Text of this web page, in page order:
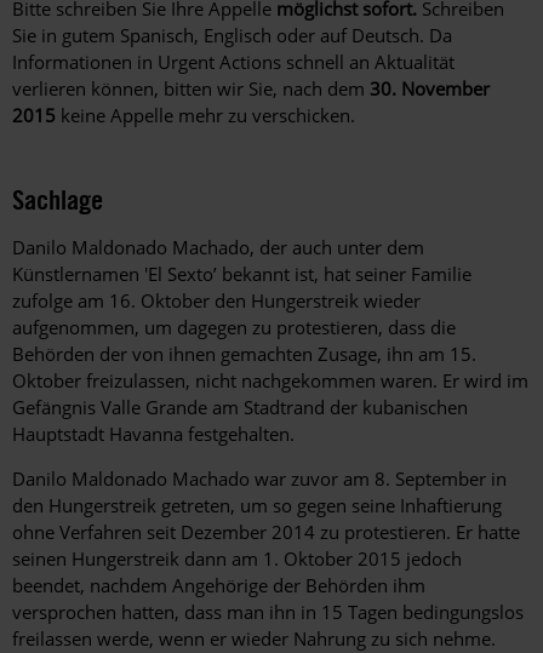
Bitte schreiben Sie Ihre Appelle möglichst sofort. Schreiben
Sie in gutem Spanisch, Englisch oder auf Deutsch. Da
Informationen in Urgent Actions schnell an Aktualität
verlieren können, bitten wir Sie, nach dem 30. November
2015 keine Appelle mehr zu verschicken.
Sachlage
Danilo Maldonado Machado, der auch unter dem
Künstlernamen 'El Sexto’ bekannt ist, hat seiner Familie
zufolge am 16. Oktober den Hungerstreik wieder
aufgenommen, um dagegen zu protestieren, dass die
Behörden der von ihnen gemachten Zusage, ihn am 15.
Oktober freizulassen, nicht nachgekommen waren. Er wird im
Gefängnis Valle Grande am Stadtrand der kubanischen
Hauptstadt Havanna festgehalten.
Danilo Maldonado Machado war zuvor am 8. September in
den Hungerstreik getreten, um so gegen seine Inhaftierung
ohne Verfahren seit Dezember 2014 zu protestieren. Er hatte
seinen Hungerstreik dann am 1. Oktober 2015 jedoch
beendet, nachdem Angehörige der Behörden ihm
versprochen hatten, dass man ihn in 15 Tagen bedingungslos
freilassen werde, wenn er wieder Nahrung zu sich nehme.